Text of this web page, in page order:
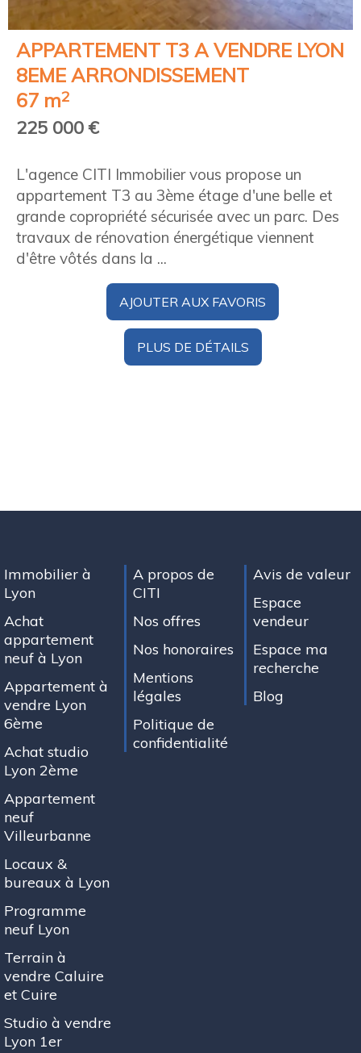
APPARTEMENT T3 A VENDRE LYON
8EME ARRONDISSEMENT
67 m2
225 000 €
L'agence CITI Immobilier vous propose un
appartement T3 au 3ème étage d'une belle et
grande copropriété sécurisée avec un parc. Des
travaux de rénovation énergétique viennent
d'être vôtés dans la ...
AJOUTER AUX FAVORIS
PLUS DE DÉTAILS
Immobilier à
Lyon
Achat
appartement
neuf à Lyon
Appartement à
vendre Lyon
6ème
Achat studio
Lyon 2ème
Appartement
neuf
Villeurbanne
Locaux &
bureaux à Lyon
Programme
neuf Lyon
Terrain à
vendre Caluire
et Cuire
Studio à vendre
Lyon 1er
A propos de
CITI
Nos offres
Nos honoraires
Mentions
légales
Politique de
confidentialité
Avis de valeur
Espace
vendeur
Espace ma
recherche
Blog